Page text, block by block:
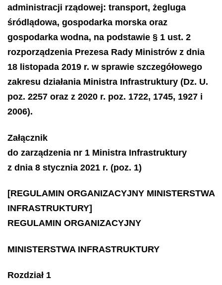
administracji rządowej: transport, żegluga
śródlądowa, gospodarka morska oraz
gospodarka wodna, na podstawie § 1 ust. 2
rozporządzenia Prezesa Rady Ministrów z dnia
18 listopada 2019 r. w sprawie szczegółowego
zakresu działania Ministra Infrastruktury (Dz. U.
poz. 2257 oraz z 2020 r. poz. 1722, 1745, 1927 i
2006).
Załącznik
do zarządzenia nr 1 Ministra Infrastruktury
z dnia 8 stycznia 2021 r. (poz. 1)
[REGULAMIN ORGANIZACYJNY MINISTERSTWA
INFRASTRUKTURY]
REGULAMIN ORGANIZACYJNY
MINISTERSTWA INFRASTRUKTURY
Rozdział 1